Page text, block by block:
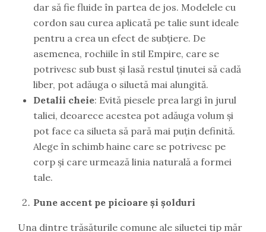
dar să fie fluide în partea de jos. Modelele cu
cordon sau curea aplicată pe talie sunt ideale
pentru a crea un efect de subțiere. De
asemenea, rochiile în stil Empire, care se
potrivesc sub bust și lasă restul ținutei să cadă
liber, pot adăuga o siluetă mai alungită.
Detalii cheie: Evită piesele prea largi în jurul
taliei, deoarece acestea pot adăuga volum și
pot face ca silueta să pară mai puțin definită.
Alege în schimb haine care se potrivesc pe
corp și care urmează linia naturală a formei
tale.
Pune accent pe picioare și șolduri
Una dintre trăsăturile comune ale siluetei tip măr